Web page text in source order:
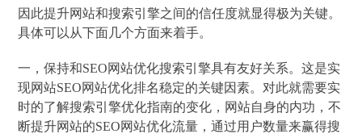
因此提升网站和搜索引擎之间的信任度就显得极为关键。
具体可以从下面几个方面来着手。
一，保持和SEO网站优化搜索引擎具有友好关系。这是实
现网站SEO网站优化排名稳定的关键因素。对此就需要实
时的了解搜索引擎优化指南的变化，网站自身的内功，不
断提升网站的SEO网站优化流量，通过用户数量来赢得搜